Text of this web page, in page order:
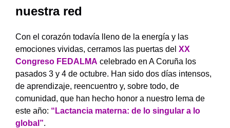
nuestra red
Con el corazón todavía lleno de la energía y las
emociones vividas, cerramos las puertas del XX
Congreso FEDALMA celebrado en A Coruña los
pasados 3 y 4 de octubre. Han sido dos días intensos,
de aprendizaje, reencuentro y, sobre todo, de
comunidad, que han hecho honor a nuestro lema de
este año: “Lactancia materna: de lo singular a lo
global”.